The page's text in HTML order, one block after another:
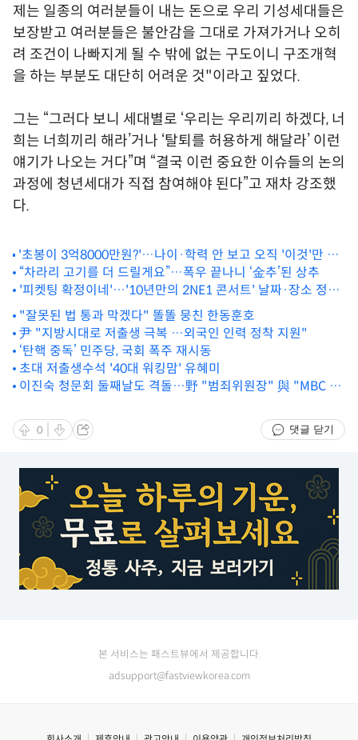
제는 일종의 여러분들이 내는 돈으로 우리 기성세대들은
보장받고 여러분들은 불안감을 그대로 가져가거나 오히
려 조건이 나빠지게 될 수 밖에 없는 구도이니 구조개혁
을 하는 부분도 대단히 어려운 것"이라고 짚었다.
그는 “그러다 보니 세대별로 ‘우리는 우리끼리 하겠다, 너
희는 너희끼리 해라’거나 ‘탈퇴를 허용하게 해달라’ 이런
얘기가 나오는 거다”며 “결국 이런 중요한 이슈들의 논의
과정에 청년세대가 직접 참여해야 된다”고 재차 강조했
다.
'초봉이 3억8000만원?'…나이·학력 안 보고 오직 '이것'만 본
다는 회사, 어디?
“차라리 고기를 더 드릴게요”…폭우 끝나니 ‘金추’된 상추
'피켓팅 확정이네'…'10년만의 2NE1 콘서트' 날짜·장소 정해
졌다
"잘못된 법 통과 막겠다" 똘똘 뭉친 한동훈호
尹 "지방시대로 저출생 극복 …외국인 인력 정착 지원"
‘탄핵 중독’ 민주당, 국회 폭주 재시동
초대 저출생수석 '40대 워킹맘' 유혜미
이진숙 청문회 둘째날도 격돌…野 "범죄위원장" 與 "MBC 바
0 댓글 닫기
본 서비스는 패스트뷰에서 제공합니다.
adsupport@fastviewkorea.com